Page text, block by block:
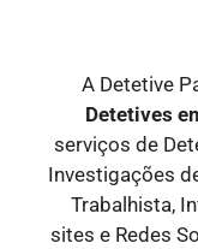
A Detetive
Detetives
serviços de
Investigações
Trabalhista,
sites e Redes